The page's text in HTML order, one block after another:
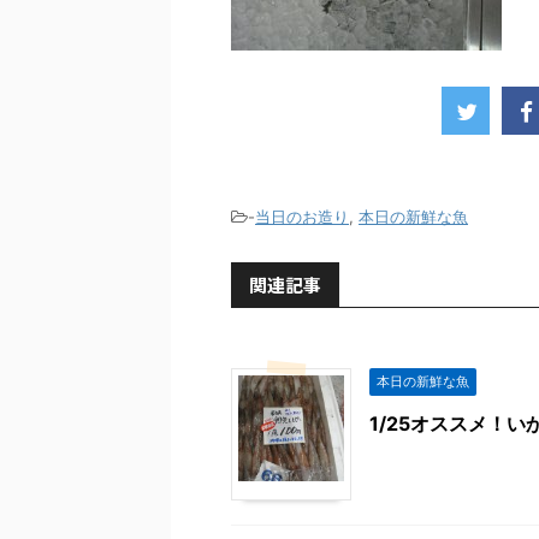
-当日のお造り , 本日の新鮮な魚
関連記事
本日の新鮮な魚
1/25オススメ！い